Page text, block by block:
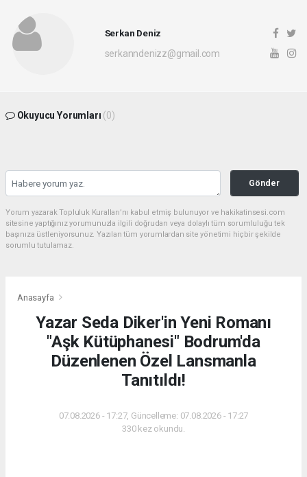
Serkan Deniz
serkanndenizz@gmail.com
Okuyucu Yorumları (0)
Gönder
Yorum yazarak Topluluk Kuralları’nı kabul etmiş bulunuyor ve hakikatinsesi.com
sitesine yaptığınız yorumunuzla ilgili doğrudan veya dolaylı tüm sorumluluğu tek
başınıza üstleniyorsunuz. Yazılan tüm yorumlardan site yönetimi hiçbir şekilde
sorumlu tutulamaz.
Anasayfa
Yazar Seda Diker'in Yeni Romanı
"Aşk Kütüphanesi" Bodrum'da
Düzenlenen Özel Lansmanla
Tanıtıldı!
07.08.2026 - 17:27, Güncelleme: 07.08.2026 - 17:27
330 kez okundu.